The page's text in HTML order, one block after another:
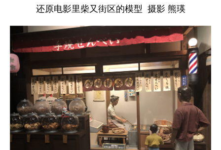
还原电影里柴又街区的模型 摄影 熊瑛